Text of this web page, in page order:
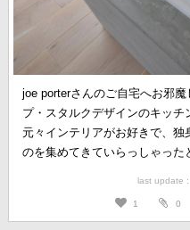
joe porterさんのご自宅へお邪
プ・スタルクデザインのキッチ
元々インテリアがお好きで、
のを集めてきていらっしゃった
last update
1 0